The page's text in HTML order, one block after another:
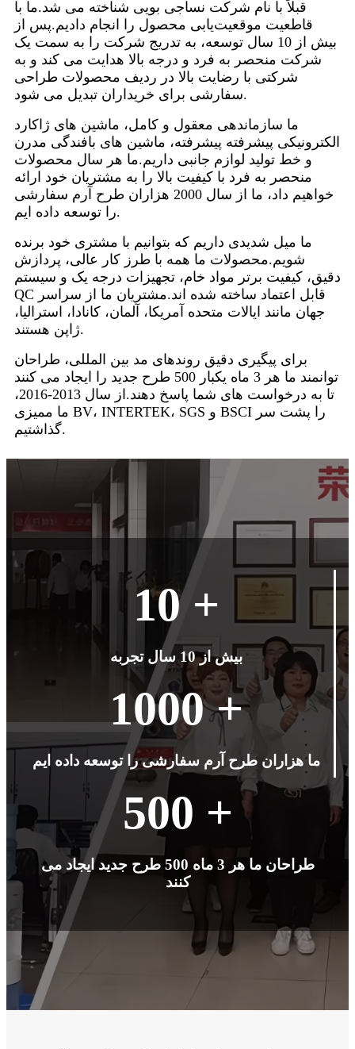
قبلاً با نام شرکت نساجی بویی شناخته می شد.ما با
قاطعیت موقعیت‌یابی محصول را انجام دادیم.پس از
بیش از 10 سال توسعه، به تدریج شرکت را به سمت یک
شرکت منحصر به فرد و درجه بالا هدایت می کند و به
شرکتی با رضایت بالا در ردیف محصولات طراحی
سفارشی برای خریداران تبدیل می شود.
ما سازماندهی معقول و کامل، ماشین های ژاکارد
الکترونیکی پیشرفته پیشرفته، ماشین های بافندگی مدرن
و خط تولید لوازم جانبی داریم.ما هر سال محصولات
منحصر به فرد با کیفیت بالا را به مشتریان خود ارائه
خواهیم داد، ما از سال 2000 هزاران طرح آرم سفارشی
را توسعه داده ایم.
ما میل شدیدی داریم که بتوانیم با مشتری خود برنده
شویم.محصولات ما همه با طرز کار عالی، پردازش
دقیق، کیفیت برتر مواد خام، تجهیزات درجه یک و سیستم
QC قابل اعتماد ساخته شده اند.مشتریان ما از سراسر
جهان مانند ایالات متحده آمریکا، آلمان، کانادا، استرالیا،
ژاپن هستند.
برای پیگیری دقیق روندهای مد بین المللی، طراحان
توانمند ما هر 3 ماه یکبار 500 طرح جدید را ایجاد می کنند
تا به درخواست های شما پاسخ دهند.از سال 2013-2016،
ما ممیزی BV، INTERTEK، SGS و BSCI را پشت سر
گذاشتیم.
10 +
بیش از 10 سال تجربه
1000 +
ما هزاران طرح آرم سفارشی را توسعه داده ایم
500 +
طراحان ما هر 3 ماه 500 طرح جدید ایجاد می
کنند